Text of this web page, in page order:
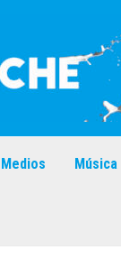
Medios Música